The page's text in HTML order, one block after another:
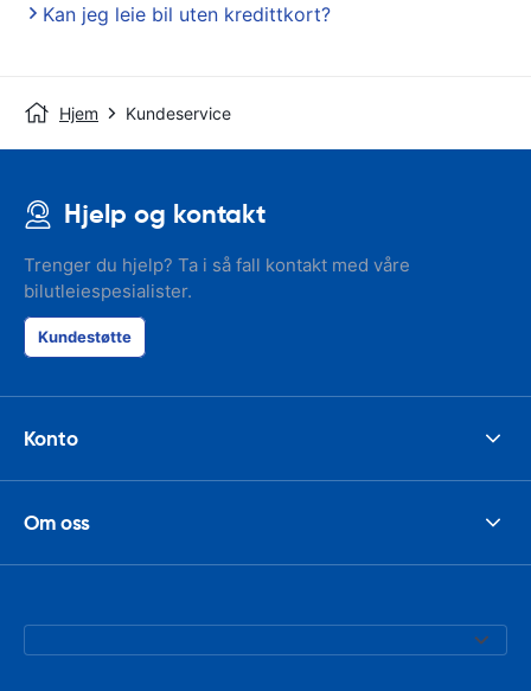
Kan jeg leie bil uten kredittkort?
Hjem Kundeservice
Hjelp og kontakt
Trenger du hjelp? Ta i så fall kontakt med våre
bilutleiespesialister.
Kundestøtte
Konto
Om oss